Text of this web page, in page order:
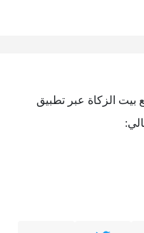
بيت الزكاة عبر تطبيق